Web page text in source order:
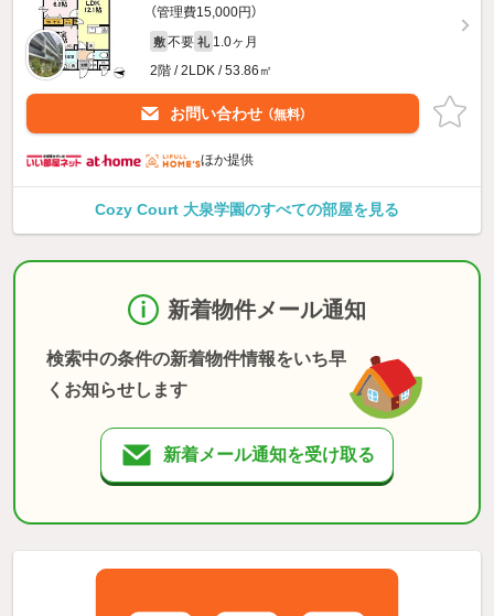
（管理費15,000円）
敷 不要 礼 1.0ヶ月
2階 / 2LDK / 53.86㎡
お問い合わせ （無料）
ほか提供
Cozy Court 大泉学園のすべての部屋を見る
新着物件メール通知
検索中の条件の新着物件情報をいち早
くお知らせします
新着メール通知を受け取る